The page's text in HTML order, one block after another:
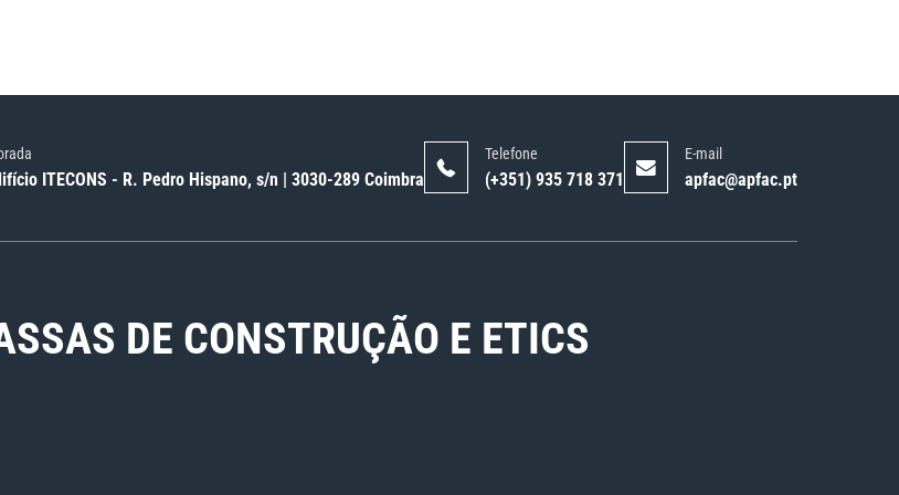
ITECONS - R. Pedro Hispano, s/n | 3030-289 Coimbra
Telefone
(+351) 935 718 371
E-mail
apfac@apfac.pt
DE CONSTRUÇÃO E ETICS